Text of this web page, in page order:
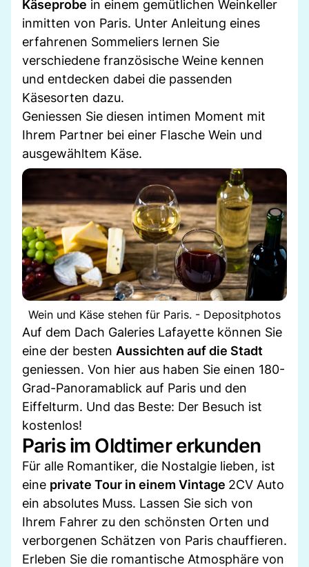
Käseprobe in einem gemütlichen Weinkeller
inmitten von Paris. Unter Anleitung eines
erfahrenen Sommeliers lernen Sie
verschiedene französische Weine kennen
und entdecken dabei die passenden
Käsesorten dazu.
Geniessen Sie diesen intimen Moment mit
Ihrem Partner bei einer Flasche Wein und
ausgewähltem Käse.
Wein und Käse stehen für Paris. - Depositphotos
Auf dem Dach Galeries Lafayette können Sie
eine der besten Aussichten auf die Stadt
geniessen. Von hier aus haben Sie einen 180-
Grad-Panoramablick auf Paris und den
Eiffelturm. Und das Beste: Der Besuch ist
kostenlos!
Paris im Oldtimer erkunden
Für alle Romantiker, die Nostalgie lieben, ist
eine private Tour in einem Vintage 2CV Auto
ein absolutes Muss. Lassen Sie sich von
Ihrem Fahrer zu den schönsten Orten und
verborgenen Schätzen von Paris chauffieren.
Erleben Sie die romantische Atmosphäre von